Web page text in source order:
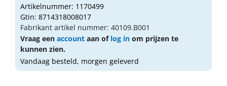
Artikelnummer: 1170499
Gtin: 8714318008017
Fabrikant artikel nummer: 40109.B001
Vraag een account aan of log in om prijzen te
kunnen zien.
Vandaag besteld, morgen geleverd